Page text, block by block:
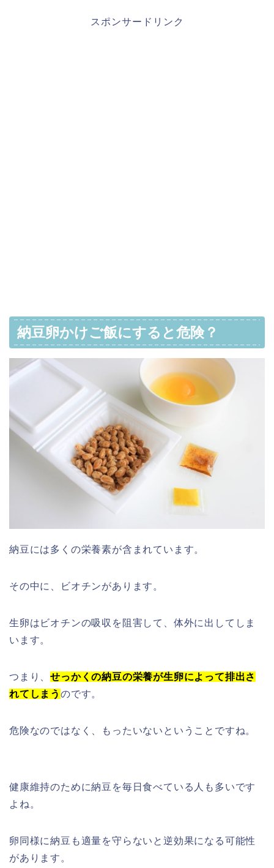
スポンサードリンク
納豆卵かけご飯にすると危険？
納豆には多くの栄養素が含まれています。
その中に、ビオチンがあります。
生卵はビオチンの吸収を阻害して、体外に出してしま
います。
つまり、せっかくの納豆の栄養が生卵によって排出さ
れてしまう のです。
危険なのではなく、もったいないということですね。
健康維持のために納豆を毎日食べている人も多いです
よね。
卵同様に納豆も適量を守らないと逆効果になる可能性
があります。